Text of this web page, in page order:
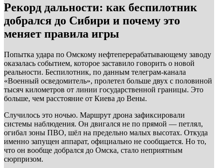
Рекорд дальности: как беспилотник
добрался до Сибири и почему это
меняет правила игры
Попытка удара по Омскому нефтеперерабатывающему заводу
оказалась событием, которое заставило говорить о новой
реальности. Беспилотник, по данным телеграм-канала
«Военный осведомитель», пролетел больше двух с половиной
тысяч километров от линии государственной границы. Это
больше, чем расстояние от Киева до Вены.
Случилось это ночью. Маршрут дрона зафиксировали
системы наблюдения. Он двигался не по прямой — петлял,
огибал зоны ПВО, шёл на предельно малых высотах. Откуда
именно запущен аппарат, официально не сообщается. Но то,
что он вообще добрался до Омска, стало неприятным
сюрпризом.